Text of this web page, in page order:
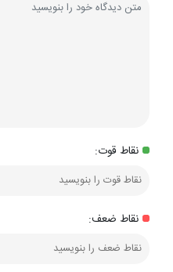
نقاط قوت:
نقاط ضعف: